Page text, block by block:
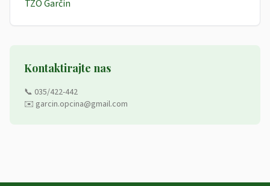
TZO Garčin
Kontaktirajte nas
📞 035/422-442
✉️ garcin.opcina@gmail.com